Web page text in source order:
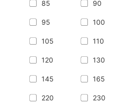
85 90
95 100
105 110
120 130
145 165
220 230